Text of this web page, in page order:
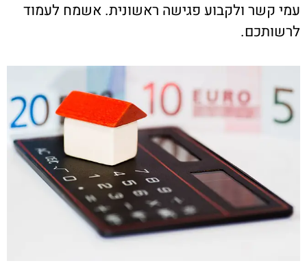
עמי קשר ולקבוע פגישה ראשונית. אשמח לעמוד
לרשותכם.